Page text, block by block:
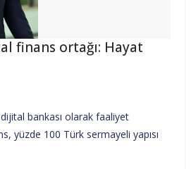
finans ortağı: Hayat
dijital bankası olarak faaliyet
yüzde 100 Türk sermayeli yapısı